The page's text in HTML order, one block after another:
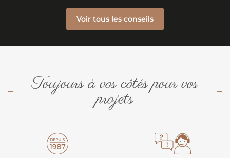
Voir tous les conseils
Toujours à vos côtés pour vos
projets